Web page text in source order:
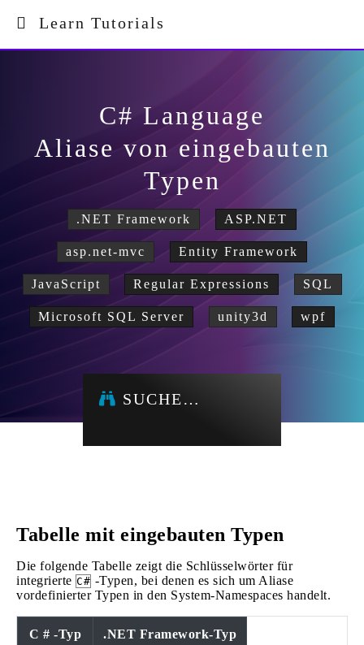
Learn Tutorials
C# Language
Aliase von eingebauten
Typen
.NET Framework ASP.NET
asp.net-mvc Entity Framework
JavaScript Regular Expressions SQL
Microsoft SQL Server unity3d wpf
SUCHE…
Tabelle mit eingebauten Typen
Die folgende Tabelle zeigt die Schlüsselwörter für
integrierte C# -Typen, bei denen es sich um Aliase
vordefinierter Typen in den System-Namespaces handelt.
C # -Typ .NET Framework-Typ